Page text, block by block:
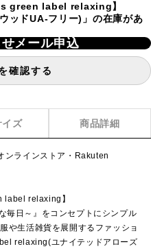
green label relaxing】
ッドUA-フリー)」の在庫があ
メール申込
確認する
イズ 商品詳細
ンラインストア・Rakuten
label relaxing】
毎日～』をコンセプトにシンプル
や生活雑貨を展開するファッショ
relaxing(ユナイテッドアローズ